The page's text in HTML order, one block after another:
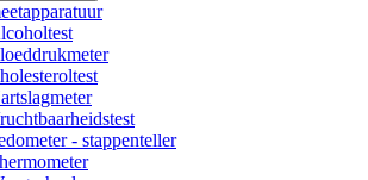
- stappenteller